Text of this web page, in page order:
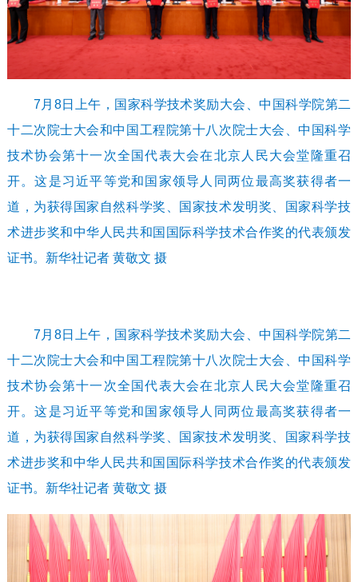
7月8日上午，国家科学技术奖励大会、中国科学院第二
十二次院士大会和中国工程院第十八次院士大会、中国科学
技术协会第十一次全国代表大会在北京人民大会堂隆重召
开。这是习近平等党和国家领导人同两位最高奖获得者一
道，为获得国家自然科学奖、国家技术发明奖、国家科学技
术进步奖和中华人民共和国国际科学技术合作奖的代表颁发
证书。新华社记者 黄敬文 摄
7月8日上午，国家科学技术奖励大会、中国科学院第二
十二次院士大会和中国工程院第十八次院士大会、中国科学
技术协会第十一次全国代表大会在北京人民大会堂隆重召
开。这是习近平等党和国家领导人同两位最高奖获得者一
道，为获得国家自然科学奖、国家技术发明奖、国家科学技
术进步奖和中华人民共和国国际科学技术合作奖的代表颁发
证书。新华社记者 黄敬文 摄